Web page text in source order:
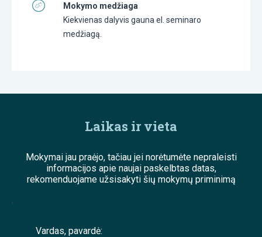
Mokymo medžiaga
Kiekvienas dalyvis gauna el. seminaro
medžiagą.
Laikas ir vieta
Mokymai jau praėjo, tačiau jei norėtumėte nepraleisti
informacijos apie naujai paskelbtas datas,
rekomenduojame užsisakyti šių mokymų priminimą
;
Vardas, pavardė: